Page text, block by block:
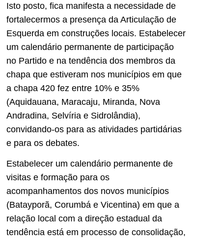
Isto posto, fica manifesta a necessidade de
fortalecermos a presença da Articulação de
Esquerda em construções locais. Estabelecer
um calendário permanente de participação
no Partido e na tendência dos membros da
chapa que estiveram nos municípios em que
a chapa 420 fez entre 10% e 35%
(Aquidauana, Maracaju, Miranda, Nova
Andradina, Selvíria e Sidrolândia),
convidando-os para as atividades partidárias
e para os debates.
Estabelecer um calendário permanente de
visitas e formação para os
acompanhamentos dos novos municípios
(Batayporã, Corumbá e Vicentina) em que a
relação local com a direção estadual da
tendência está em processo de consolidação,